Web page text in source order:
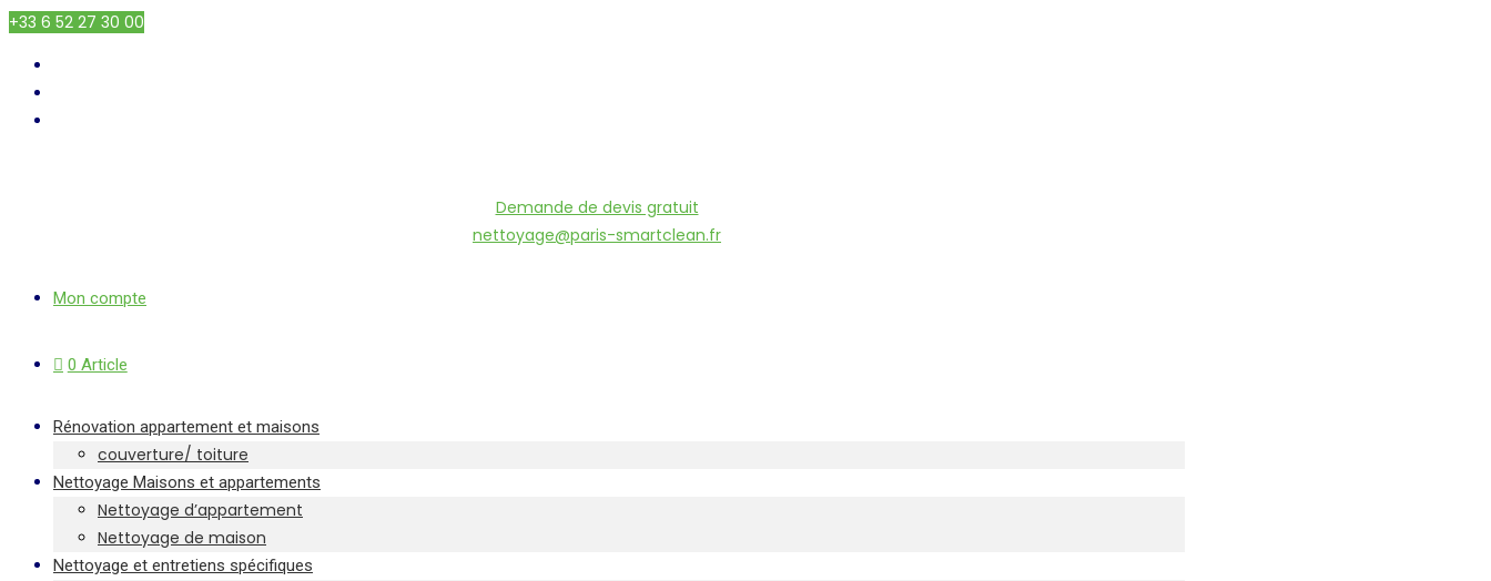
+33 6 52 27 30 00
Demande de devis gratuit
nettoyage@paris-smartclean.fr
Mon compte
0 Article
Rénovation appartement et maisons
couverture/ toiture
Nettoyage Maisons et appartements
Nettoyage d’appartement
Nettoyage de maison
Nettoyage et entretiens spécifiques